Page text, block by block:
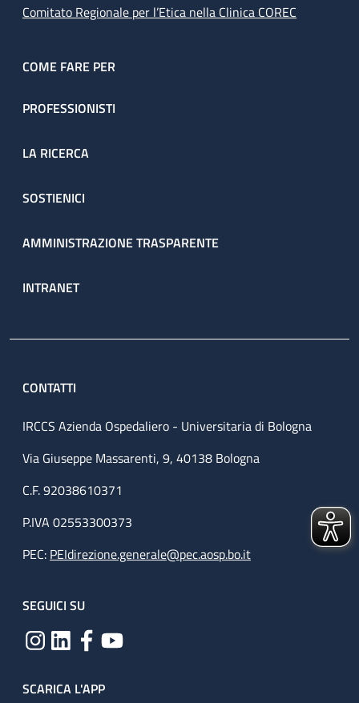
Comitato Regionale per l’Etica nella Clinica COREC
COME FARE PER
PROFESSIONISTI
LA RICERCA
SOSTIENICI
AMMINISTRAZIONE TRASPARENTE
INTRANET
CONTATTI
IRCCS Azienda Ospedaliero - Universitaria di Bologna
Via Giuseppe Massarenti, 9, 40138 Bologna
C.F. 92038610371
P.IVA 02553300373
PEC: PEIdirezione.generale@pec.aosp.bo.it
SEGUICI SU
SCARICA L'APP